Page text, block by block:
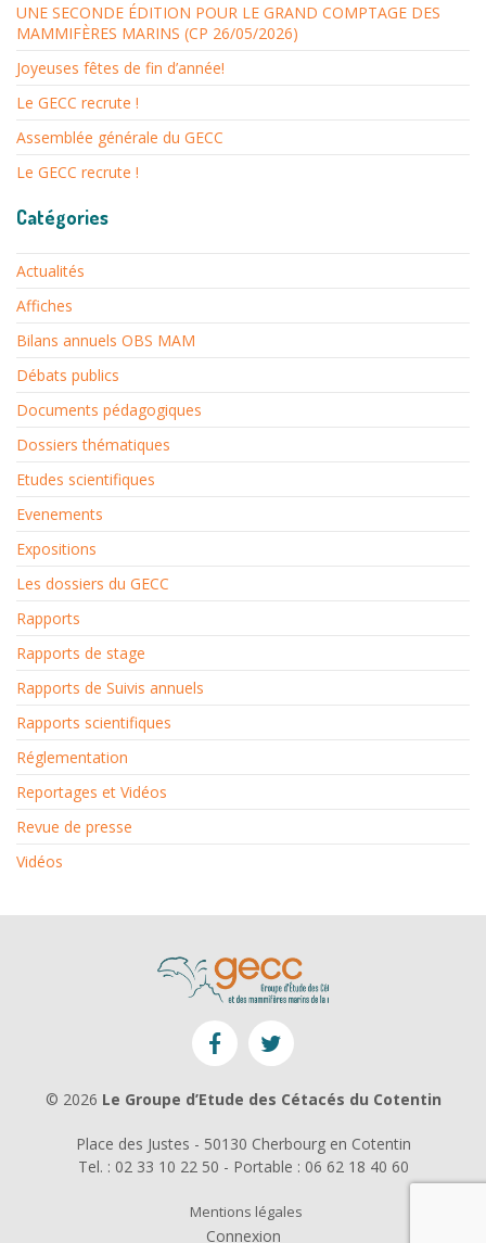
UNE SECONDE ÉDITION POUR LE GRAND COMPTAGE DES
MAMMIFÈRES MARINS (CP 26/05/2026)
Joyeuses fêtes de fin d’année!
Le GECC recrute !
Assemblée générale du GECC
Le GECC recrute !
Catégories
Actualités
Affiches
Bilans annuels OBS MAM
Débats publics
Documents pédagogiques
Dossiers thématiques
Etudes scientifiques
Evenements
Expositions
Les dossiers du GECC
Rapports
Rapports de stage
Rapports de Suivis annuels
Rapports scientifiques
Réglementation
Reportages et Vidéos
Revue de presse
Vidéos
© 2026 Le Groupe d’Etude des Cétacés du Cotentin
Place des Justes - 50130 Cherbourg en Cotentin
Tel. : 02 33 10 22 50 - Portable : 06 62 18 40 60
Mentions légales
Connexion